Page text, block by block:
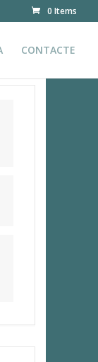
0 Items
CONTACTE